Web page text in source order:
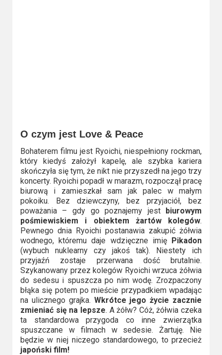
O czym jest Love & Peace
Bohaterem filmu jest Ryoichi, niespełniony rockman,
który kiedyś założył kapelę, ale szybka kariera
skończyła się tym, że nikt nie przyszedł na jego trzy
koncerty. Ryoichi popadł w marazm, rozpoczął pracę
biurową i zamieszkał sam jak palec w małym
pokoiku. Bez dziewczyny, bez przyjaciół, bez
poważania – gdy go poznajemy jest biurowym
pośmiewiskiem i obiektem żartów kolegów.
Pewnego dnia Ryoichi postanawia zakupić żółwia
wodnego, któremu daje wdzięczne imię Pikadon
(wybuch nuklearny czy jakoś tak). Niestety ich
przyjaźń zostaje przerwana dość brutalnie.
Szykanowany przez kolegów Ryoichi wrzuca żółwia
do sedesu i spuszcza po nim wodę. Zrozpaczony
błąka się potem po mieście przypadkiem wpadając
na ulicznego grajka. Wkrótce jego życie zacznie
zmieniać się na lepsze. A żółw? Cóż, żółwia czeka
ta standardowa przygoda co inne zwierzątka
spuszczane w filmach w sedesie. Żartuję. Nie
będzie w niej niczego standardowego, to przecież
japoński film!